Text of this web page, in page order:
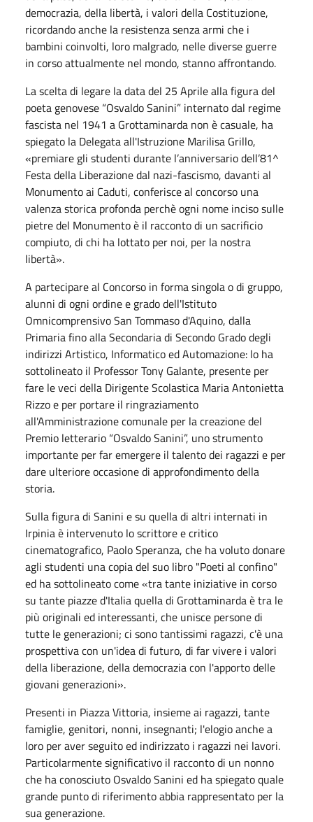
democrazia, della libertà, i valori della Costituzione,
ricordando anche la resistenza senza armi che i
bambini coinvolti, loro malgrado, nelle diverse guerre
in corso attualmente nel mondo, stanno affrontando.
La scelta di legare la data del 25 Aprile alla figura del
poeta genovese “Osvaldo Sanini” internato dal regime
fascista nel 1941 a Grottaminarda non è casuale, ha
spiegato la Delegata all'Istruzione Marilisa Grillo,
«premiare gli studenti durante l’anniversario dell’81^
Festa della Liberazione dal nazi-fascismo, davanti al
Monumento ai Caduti, conferisce al concorso una
valenza storica profonda perchè ogni nome inciso sulle
pietre del Monumento è il racconto di un sacrificio
compiuto, di chi ha lottato per noi, per la nostra
libertà».
A partecipare al Concorso in forma singola o di gruppo,
alunni di ogni ordine e grado dell'Istituto
Omnicomprensivo San Tommaso d'Aquino, dalla
Primaria fino alla Secondaria di Secondo Grado degli
indirizzi Artistico, Informatico ed Automazione: lo ha
sottolineato il Professor Tony Galante, presente per
fare le veci della Dirigente Scolastica Maria Antonietta
Rizzo e per portare il ringraziamento
all'Amministrazione comunale per la creazione del
Premio letterario “Osvaldo Sanini”, uno strumento
importante per far emergere il talento dei ragazzi e per
dare ulteriore occasione di approfondimento della
storia.
Sulla figura di Sanini e su quella di altri internati in
Irpinia è intervenuto lo scrittore e critico
cinematografico, Paolo Speranza, che ha voluto donare
agli studenti una copia del suo libro "Poeti al confino"
ed ha sottolineato come «tra tante iniziative in corso
su tante piazze d'Italia quella di Grottaminarda è tra le
più originali ed interessanti, che unisce persone di
tutte le generazioni; ci sono tantissimi ragazzi, c'è una
prospettiva con un'idea di futuro, di far vivere i valori
della liberazione, della democrazia con l'apporto delle
giovani generazioni».
Presenti in Piazza Vittoria, insieme ai ragazzi, tante
famiglie, genitori, nonni, insegnanti; l'elogio anche a
loro per aver seguito ed indirizzato i ragazzi nei lavori.
Particolarmente significativo il racconto di un nonno
che ha conosciuto Osvaldo Sanini ed ha spiegato quale
grande punto di riferimento abbia rappresentato per la
sua generazione.